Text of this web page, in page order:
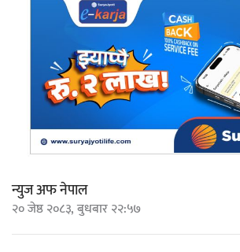
न्युज अफ नेपाल
२० जेष्ठ २०८३, बुधबार २२:५७